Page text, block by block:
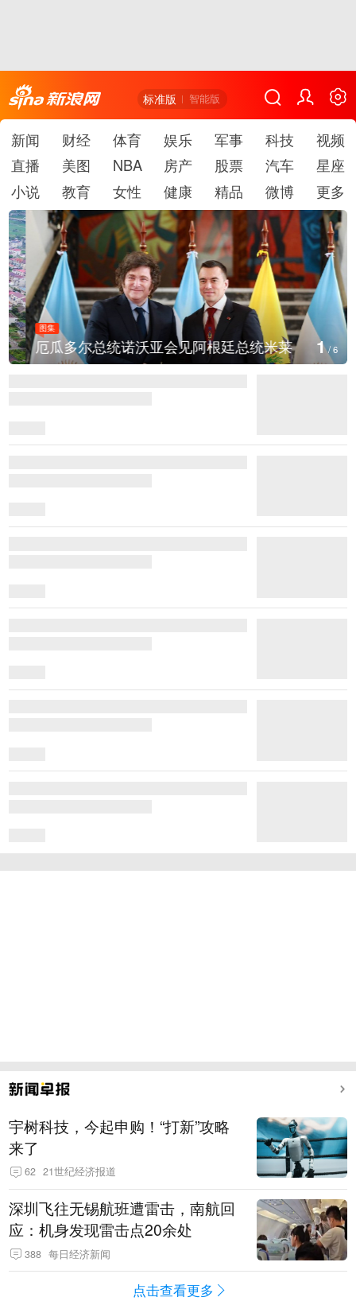
标准版 智能版
新闻 财经 体育 娱乐 军事 科技
视频
直播
美图 NBA 房产 股票 汽车
星座
小说
教育 女性 健康 精品 微博 更多
图集
厄瓜多尔总统诺沃亚会见阿根廷总统米莱 1/6
宇树科技，今起申购！“打新”攻略
来了
62 21世纪经济报道
深圳飞往无锡航班遭雷击，南航回
应：机身发现雷击点20余处
388 每日经济新闻
点击查看更多